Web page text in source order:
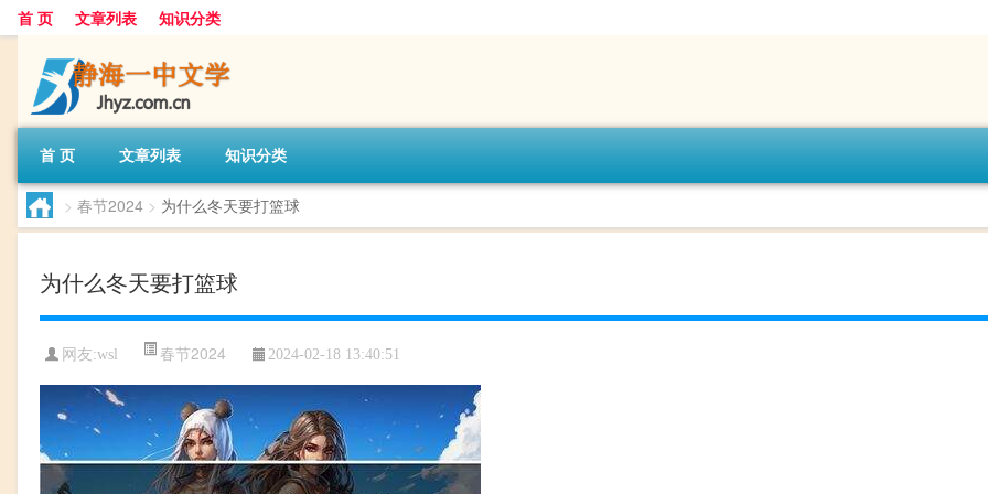
首 页 文章列表 知识分类
首 页 文章列表 知识分类
> 春节2024 > 为什么冬天要打篮球
为什么冬天要打篮球
网友:wsl 春节2024 2024-02-18 13:40:51